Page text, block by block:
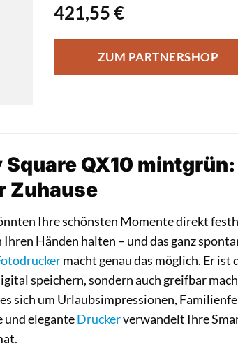
421,55€
ZUM PARTNERSHOP
Square QX10
Zuhause
Ihre schönsten Momente direkt
Händen halten – und das ganz
macht genau das möglich. Er ist
speichern, sondern auch greifbar
sich um Urlaubsimpressionen,
und eleganteDruckerverwandelt Ihre